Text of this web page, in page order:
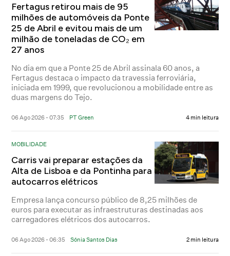
Fertagus retirou mais de 95
milhões de automóveis da Ponte
25 de Abril e evitou mais de um
milhão de toneladas de CO₂ em
27 anos
No dia em que a Ponte 25 de Abril assinala 60 anos, a
Fertagus destaca o impacto da travessia ferroviária,
iniciada em 1999, que revolucionou a mobilidade entre as
duas margens do Tejo.
06 Ago 2026 - 07:35 PT Green 4 min leitura
MOBILIDADE
Carris vai preparar estações da
Alta de Lisboa e da Pontinha para
autocarros elétricos
Empresa lança concurso público de 8,25 milhões de
euros para executar as infraestruturas destinadas aos
carregadores elétricos dos autocarros.
06 Ago 2026 - 06:35 Sónia Santos Dias 2 min leitura